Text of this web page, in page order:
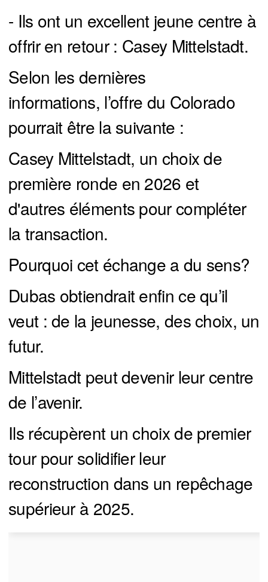
- Ils ont un excellent jeune centre à
offrir en retour : Casey Mittelstadt.
Selon les dernières
informations, l’offre du Colorado
pourrait être la suivante :
Casey Mittelstadt, un choix de
première ronde en 2026 et
d'autres éléments pour compléter
la transaction.
Pourquoi cet échange a du sens?
Dubas obtiendrait enfin ce qu’il
veut : de la jeunesse, des choix, un
futur.
Mittelstadt peut devenir leur centre
de l’avenir.
Ils récupèrent un choix de premier
tour pour solidifier leur
reconstruction dans un repêchage
supérieur à 2025.